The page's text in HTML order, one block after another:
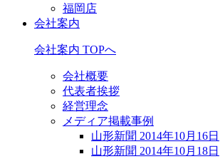
福岡店
会社案内
会社案内 TOPへ
会社概要
代表者挨拶
経営理念
メディア掲載事例
山形新聞 2014年10月16日
山形新聞 2014年10月18日